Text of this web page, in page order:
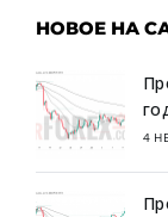
НОВОЕ НА
4